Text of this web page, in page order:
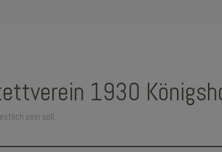
1930
sein soll…